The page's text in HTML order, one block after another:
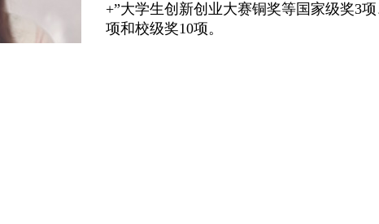
+”大学生创新创业大赛铜奖等国家级奖3
项和校级奖10项。